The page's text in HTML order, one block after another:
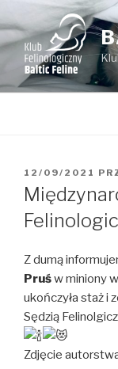
do
treści
W
12/09/2021
Z dumą
Pruśw miniony
ukończyła staż i
Sędzią
Zdjęcie